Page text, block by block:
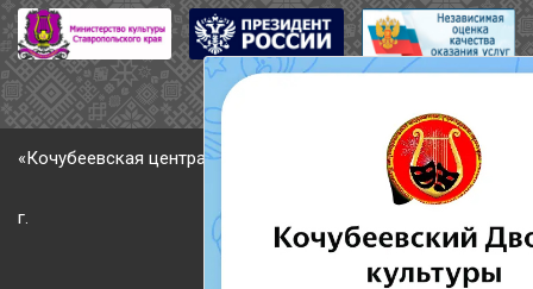
«Кочубеевская централизованная клубная система» © 2026
г.